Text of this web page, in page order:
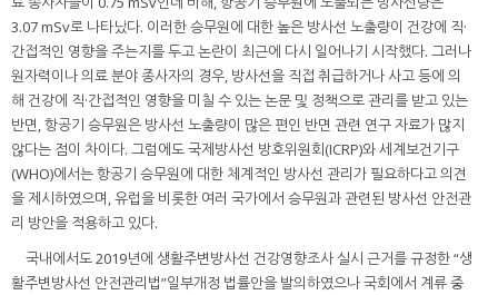
3.07 mSv로 나타났다. 이러한 승무원에 대한 높은 방사선 노출량이 건강에 직·
간접적인 영향을 주는지를 두고 논란이 최근에 다시 일어나기 시작했다. 그러나
원자력이나 의료 분야 종사자의 경우, 방사선을 직접 취급하거나 사고 등에 의
해 건강에 직·간접적인 영향을 미칠 수 있는 논문 및 정책으로 관리를 받고 있는
반면, 항공기 승무원은 방사선 노출량이 많은 편인 반면 관련 연구 자료가 많지
않다는 점이 차이다. 그럼에도 국제방사선 방호위원회(ICRP)와 세계보건기구
(WHO)에서는 항공기 승무원에 대한 체계적인 방사선 관리가 필요하다고 의견
을 제시하였으며, 유럽을 비롯한 여러 국가에서 승무원과 관련된 방사선 안전관
리 방안을 적용하고 있다.
국내에서도 2019년에 생활주변방사선 건강영향조사 실시 근거를 규정한 “생
활주변방사선 안전관리법”일부개정 법률안을 발의하였으나 국회에서 계류 중